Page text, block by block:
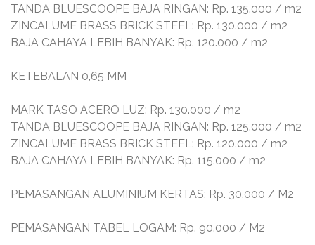
TANDA BLUESCOOPE BAJA RINGAN: Rp. 135.000 / m2
ZINCALUME BRASS BRICK STEEL: Rp. 130.000 / m2
BAJA CAHAYA LEBIH BANYAK: Rp. 120.000 / m2
KETEBALAN 0,65 MM
MARK TASO ACERO LUZ: Rp. 130.000 / m2
TANDA BLUESCOOPE BAJA RINGAN: Rp. 125.000 / m2
ZINCALUME BRASS BRICK STEEL: Rp. 120.000 / m2
BAJA CAHAYA LEBIH BANYAK: Rp. 115.000 / m2
PEMASANGAN ALUMINIUM KERTAS: Rp. 30.000 / M2
PEMASANGAN TABEL LOGAM: Rp. 90.000 / M2